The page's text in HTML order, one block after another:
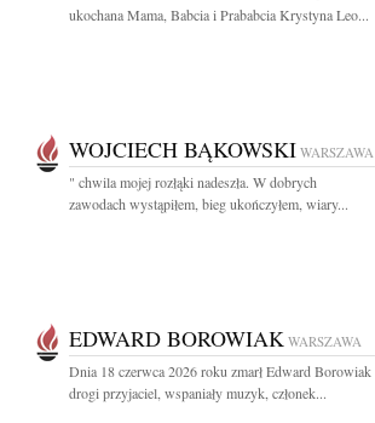
ukochana Mama, Babcia i Prababcia Krystyna Leo...
WOJCIECH BĄKOWSKI WARSZAWA
" chwila mojej rozłąki nadeszła. W dobrych
zawodach wystąpiłem, bieg ukończyłem, wiary...
EDWARD BOROWIAK WARSZAWA
Dnia 18 czerwca 2026 roku zmarł Edward Borowiak
drogi przyjaciel, wspaniały muzyk, członek...